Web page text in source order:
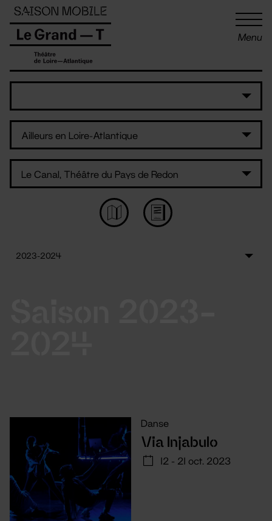
Menu
Danse
Via Injabulo
12 - 21 oct. 2023
Panneau de gestion des cookies